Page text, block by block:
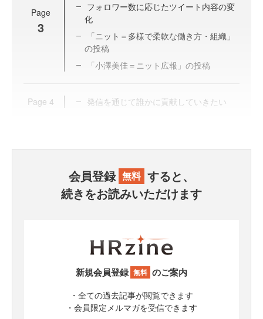
Page
3
フォロワー数に応じたツイート内容の変
化
「ニット＝多様で柔軟な働き方・組織」
の投稿
「小澤美佳＝ニット広報」の投稿
Page 4 発信を通じて誰かに貢献していきたい
会員登録 無料 すると、
続きをお読みいただけます
新規会員登録 無料 のご案内
・全ての過去記事が閲覧できます
・会員限定メルマガを受信できます